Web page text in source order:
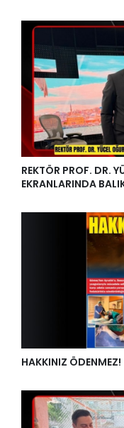
REKTÖR PROF. DR.
EKRANLARINDA
HAKKINIZ ÖDENMEZ!